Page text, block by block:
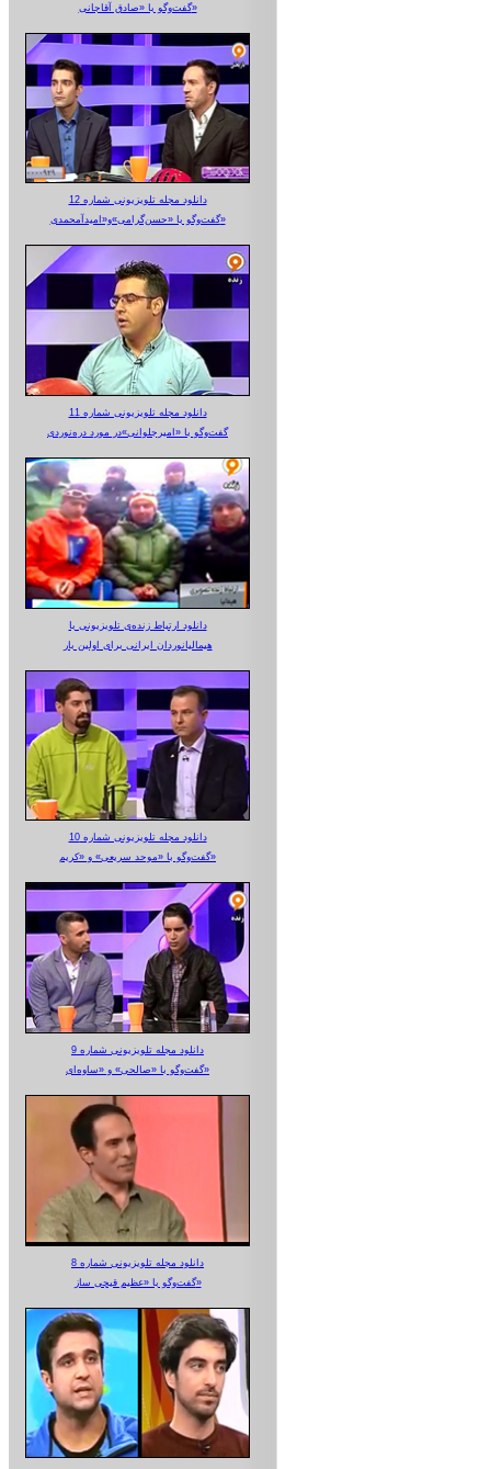
گفت‌وگو با «صادق آقاجانی»
دانلود مجله تلویزیونی شماره 12
گفت‌وگو با «حسن‌گرامی»و«امیدآمحمدی»
دانلود مجله تلویزیونی شماره 11
گفت‌وگو با «امیرجلوانی»در مورد دره‌نوردی
دانلود ارتباط زنده‌ی تلویزیونی‌ با
هیمالیانوردان ایرانی برای اولین بار
دانلود مجله تلویزیونی شماره 10
گفت‌وگو با «موحد سریعی» و «کریم»
دانلود مجله تلویزیونی شماره 9
گفت‌وگو با «صالحی» و «ساوه‌ای»
دانلود مجله تلویزیونی شماره 8
گفت‌وگو با «عظیم قیچی ساز»